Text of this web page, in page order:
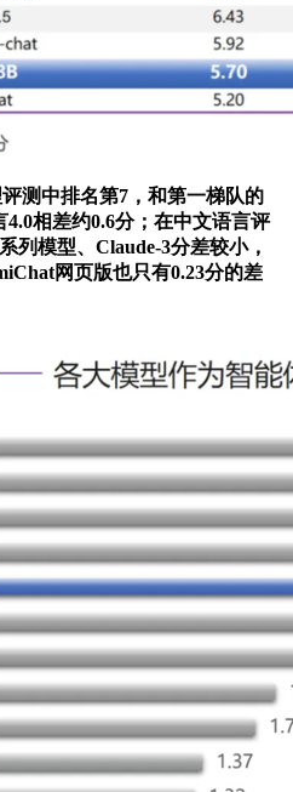
中排名第7，和第一梯队的
相差约0.6分；在中文语言评
列模型、Claude-3分差较小，
网页版也只有0.23分的差